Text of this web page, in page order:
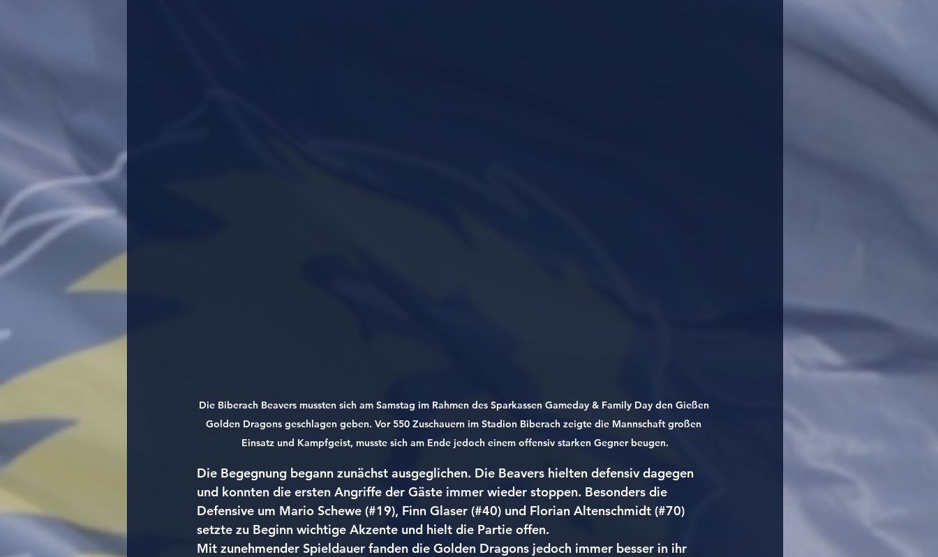
Die Biberach Beavers mussten sich am Samstag im Rahmen des Sparkassen Gameday & Family Day den Gießen
Golden Dragons geschlagen geben. Vor 550 Zuschauern im Stadion Biberach zeigte die Mannschaft großen
Einsatz und Kampfgeist, musste sich am Ende jedoch einem offensiv starken Gegner beugen.
Die Begegnung begann zunächst ausgeglichen. Die Beavers hielten defensiv dagegen
und konnten die ersten Angriffe der Gäste immer wieder stoppen. Besonders die
Defensive um Mario Schewe (#19), Finn Glaser (#40) und Florian Altenschmidt (#70)
setzte zu Beginn wichtige Akzente und hielt die Partie offen.
Mit zunehmender Spieldauer fanden die Golden Dragons jedoch immer besser in ihr